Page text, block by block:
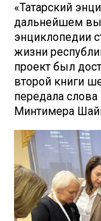
«Татарский
дальнейшем
энциклопедии
жизни
проект был
второй книги
передала
Минтимера